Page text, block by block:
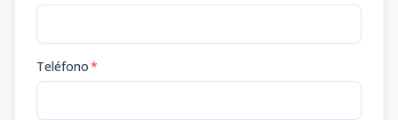
Teléfono*